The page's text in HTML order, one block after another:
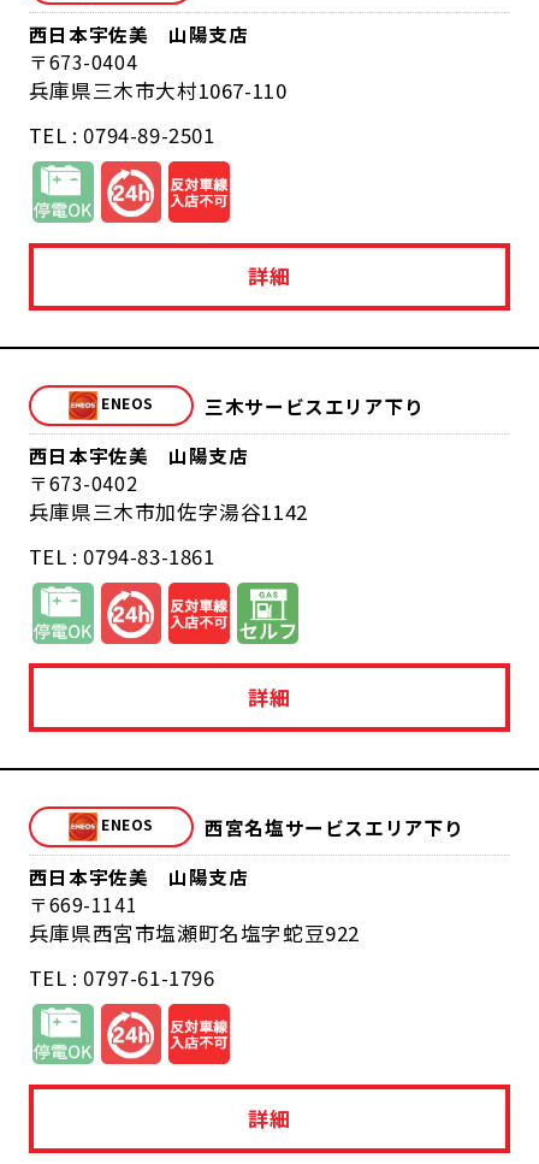
西日本宇佐美 山陽支店
673-0404
兵庫県三木市大村1067-110
TEL : 0794-89-2501
詳細
三木サービスエリア下り
西日本宇佐美 山陽支店
673-0402
兵庫県三木市加佐字湯谷1142
TEL : 0794-83-1861
詳細
西宮名塩サービスエリア下り
西日本宇佐美 山陽支店
669-1141
兵庫県西宮市塩瀬町名塩字蛇豆922
TEL : 0797-61-1796
詳細